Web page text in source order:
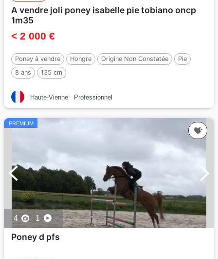
A vendre joli poney isabelle pie tobiano oncp
1m35
< 2 000 €
Poney à vendre Hongre Origine Non Constatée
Pie
8 ans
135 cm
Haute-Vienne Professionnel
PREMIUM
4 1
Poney d pfs